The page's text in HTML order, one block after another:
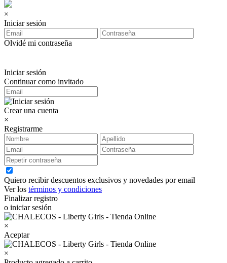
×
Iniciar sesión
Olvidé mi contraseña
Iniciar sesión
Continuar como invitado
Crear una cuenta
×
Registrarme
Quiero recibir descuentos exclusivos y novedades por email
Ver los términos y condiciones
Finalizar registro
o iniciar sesión
×
Aceptar
×